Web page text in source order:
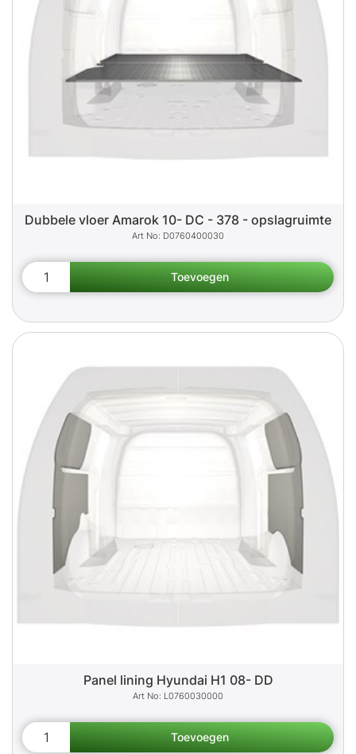
Dubbele vloer Amarok 10- DC - 378 - opslagruimte
D0760400030
Panel lining Hyundai H1 08- DD
L0760030000